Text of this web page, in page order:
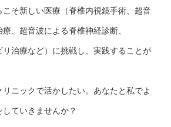
そ新しい医療（脊椎内視鏡手術、超音
、超音波による脊椎神経診断、
治療など）に挑戦し、実践することが
ニックで活かしたい。あなたと私でよ
ていきませんか？